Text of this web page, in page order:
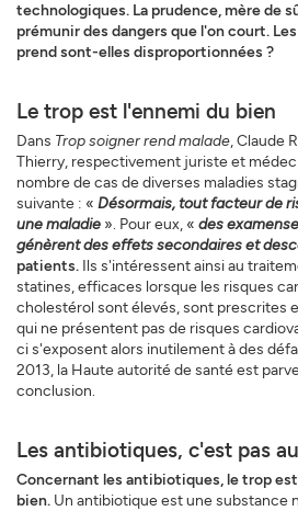
technologiques. La prudence, mère de
prémunir des dangers que l'on court.
prend sont-elles disproportionnées ?
Le trop est l'ennemi du bien
Dans Trop soigner rend malade, Claude
Thierry, respectivement juriste et
nombre de cas de diverses maladies
suivante : « Désormais, tout facteur de
une maladie ». Pour eux, « des examens
génèrent des effets secondaires et des
patients. Ils s'intéressent ainsi au
statines, efficaces lorsque les risques
cholestérol sont élevés, sont prescrites
qui ne présentent pas de risques
ci s'exposent alors inutilement à des
2013, la Haute autorité de santé est
conclusion.
Les antibiotiques, c'est pas
Concernant les antibiotiques, le trop
bien. Un antibiotique est une substance
Recevez gratuitement le bilan de
Découvrez la qualité de l’air autour de
évolution et son impact sur votre santé
Mail
Adresse
S'INSCRIRE